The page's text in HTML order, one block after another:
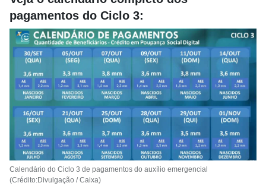
pagamentos do Ciclo 3:
Calendário do Ciclo 3 de pagamentos do auxílio emergencial
(Crédito:Divulgação / Caixa)